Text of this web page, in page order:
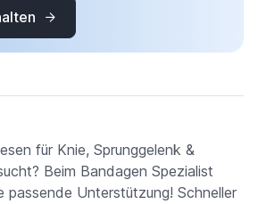
für Knie, Sprunggelenk &
Beim Bandagen Spezialist
passende Unterstützung! Schneller